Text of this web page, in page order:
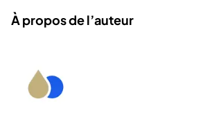
À propos de l’auteur